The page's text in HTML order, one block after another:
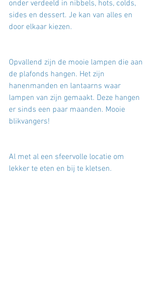
onder verdeeld in nibbels, hots, colds,
sides en dessert. Je kan van alles en
door elkaar kiezen.
Opvallend zijn de mooie lampen die aan
de plafonds hangen. Het zijn
hanenmanden en lantaarns waar
lampen van zijn gemaakt. Deze hangen
er sinds een paar maanden. Mooie
blikvangers!
Al met al een sfeervolle locatie om
lekker te eten en bij te kletsen.